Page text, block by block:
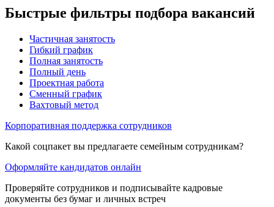
Быстрые фильтры подбора вакансий
Частичная занятость
Гибкий график
Полная занятость
Полный день
Проектная работа
Сменный график
Вахтовый метод
Корпоративная поддержка сотрудников
Какой соцпакет вы предлагаете семейным сотрудникам?
Оформляйте кандидатов онлайн
Проверяйте сотрудников и подписывайте кадровые
документы без бумаг и личных встреч